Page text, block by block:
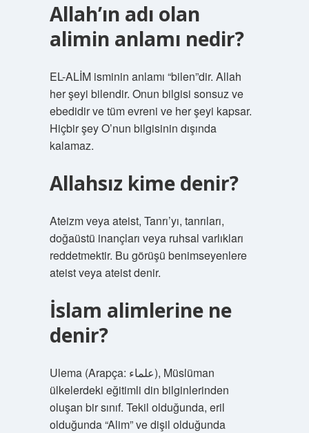
Allah’ın adı olan
alimin anlamı nedir?
EL-ALİM isminin anlamı “bilen”dir. Allah
her şeyi bilendir. Onun bilgisi sonsuz ve
ebedidir ve tüm evreni ve her şeyi kapsar.
Hiçbir şey O’nun bilgisinin dışında
kalamaz.
Allahsız kime denir?
Ateizm veya ateist, Tanrı’yı, tanrıları,
doğaüstü inançları veya ruhsal varlıkları
reddetmektir. Bu görüşü benimseyenlere
ateist veya ateist denir.
İslam alimlerine ne
denir?
Ulema (Arapça: علماء‎), Müslüman
ülkelerdeki eğitimli din bilginlerinden
oluşan bir sınıf. Tekil olduğunda, eril
olduğunda “Alim” ve dişil olduğunda